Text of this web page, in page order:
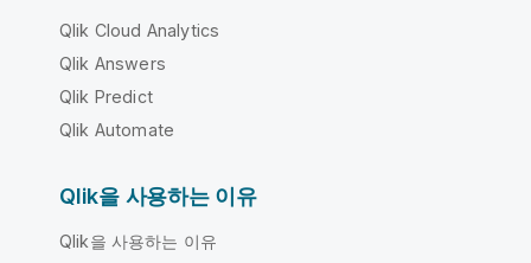
Qlik Cloud Analytics
Qlik Answers
Qlik Predict
Qlik Automate
Qlik을 사용하는 이유
Qlik을 사용하는 이유